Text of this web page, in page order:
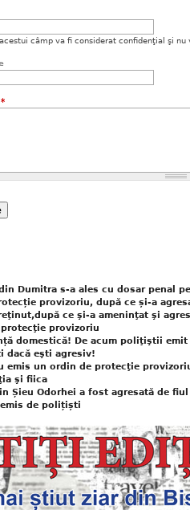
câmp va fi considerat confidenţial şi nu
*
Dumitra s-a ales cu dosar penal
provizoriu, după ce și-a
ce şi-a ameninţat şi
provizoriu
domestică! De acum poliţiştii
dacă eşti agresiv!
emis un ordin de protecţie
şi fiica
Șieu Odorhei a fost agresată de
de polițiști